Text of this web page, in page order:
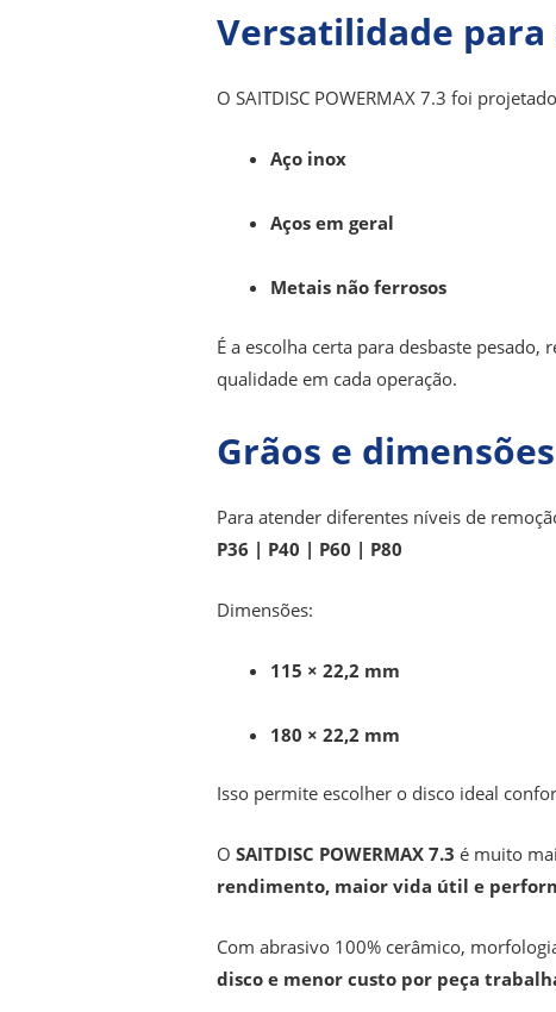
Versatilidade
O SAITDISC POWERMAX 7.3 foi
Aço inox
Aços em geral
Metais não ferrosos
É a escolha certa para desbaste
qualidade em cada operação.
Grãos e
Para atender diferentes níveis de
P36 | P40 | P60 | P80
Dimensões:
115 × 22,2 mm
180 × 22,2 mm
Isso permite escolher o disco ideal
OSAITDISC POWERMAX 7.3 é muito
rendimento, maior vida útil e
Com abrasivo 100% cerâmico,
disco e menor custo por peça